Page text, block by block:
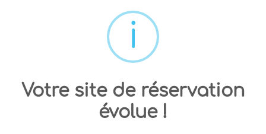
Votre site de réservation
évolue !